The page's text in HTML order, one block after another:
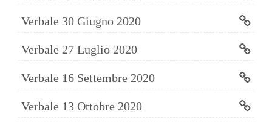
Verbale 30 Giugno 2020
Verbale 27 Luglio 2020
Verbale 16 Settembre 2020
Verbale 13 Ottobre 2020